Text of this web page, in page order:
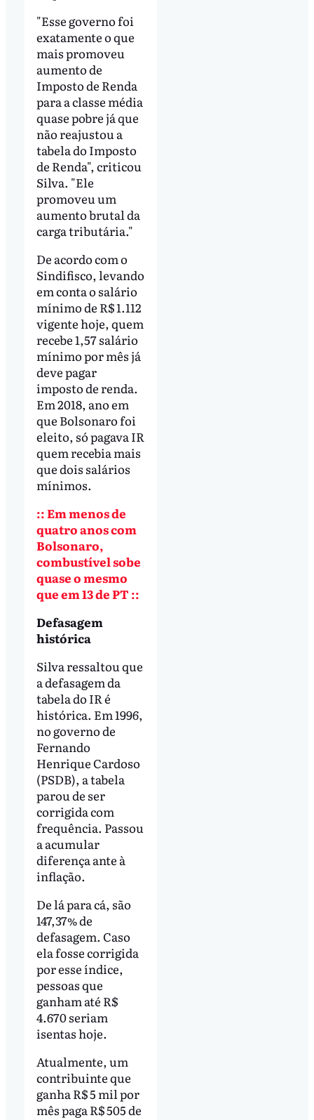
"Esse governo foi
exatamente o que
mais promoveu
aumento de
Imposto de Renda
para a classe média
quase pobre já que
não reajustou a
tabela do Imposto
de Renda", criticou
Silva. "Ele
promoveu um
aumento brutal da
carga tributária."
De acordo com o
Sindifisco, levando
em conta o salário
mínimo de R$ 1.112
vigente hoje, quem
recebe 1,57 salário
mínimo por mês já
deve pagar
imposto de renda.
Em 2018, ano em
que Bolsonaro foi
eleito, só pagava IR
quem recebia mais
que dois salários
mínimos.
:: Em menos de
quatro anos com
Bolsonaro,
combustível sobe
quase o mesmo
que em 13 de PT ::
Defasagem
histórica
Silva ressaltou que
a defasagem da
tabela do IR é
histórica. Em 1996,
no governo de
Fernando
Henrique Cardoso
(PSDB), a tabela
parou de ser
corrigida com
frequência. Passou
a acumular
diferença ante à
inflação.
De lá para cá, são
147,37% de
defasagem. Caso
ela fosse corrigida
por esse índice,
pessoas que
ganham até R$
4.670 seriam
isentas hoje.
Atualmente, um
contribuinte que
ganha R$ 5 mil por
mês paga R$ 505 de